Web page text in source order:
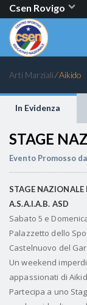
Csen Rovigo
Arti Marziali⁄ Aikido
In Evidenza
STAGE
Evento Promosso
STAGE
A.S.A.I.A.B. ASD
Sabato 5 e
Palazzetto dello
Castelnuovo del
Un weekend
appassionati di
Partecipa a uno